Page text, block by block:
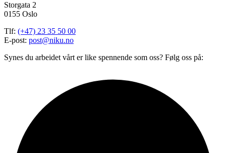
Storgata 2
0155 Oslo
Tlf: (+47) 23 35 50 00
E-post: post@niku.no
Synes du arbeidet vårt er like spennende som oss? Følg oss på: